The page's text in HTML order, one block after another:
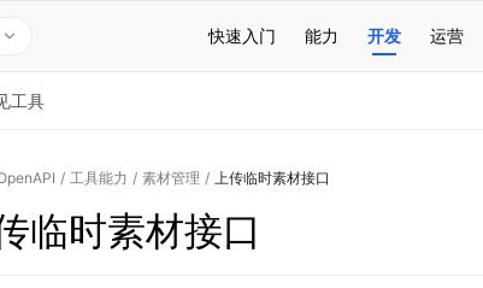
快速入门 能力 开发 运营
工具
/ 工具能力 / 素材管理 / 上传临时素材接口
临时素材接口